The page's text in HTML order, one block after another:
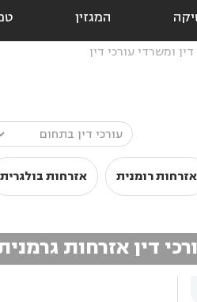
המגזין
ומשרדי עורכי דין
אזרחות רומנית אזרחות בולגרית
דין אזרחות